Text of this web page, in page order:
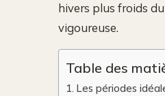
hivers plus froids
vigoureuse.
Table des
Les périodes